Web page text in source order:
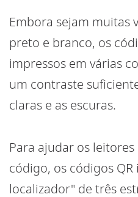
Embora sejam muitas
preto e branco, os
impressos em várias
um contraste
claras e as escuras.
Para ajudar os
código, os códigos
localizador" de três